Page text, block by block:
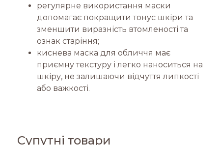
регулярне використання маски
допомагає покращити тонус шкіри та
зменшити виразність втомленості та
ознак старіння;
киснева маска для обличчя має
приємну текстуру і легко наноситься на
шкіру, не залишаючи відчуття липкості
або важкості.
Супутні товари